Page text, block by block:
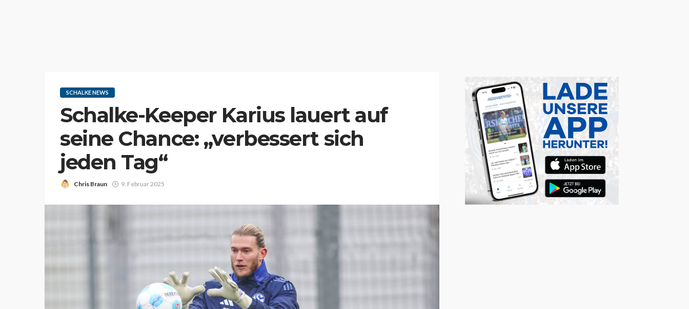
SCHALKE NEWS
Schalke-Keeper Karius lauert auf
seine Chance: „verbessert sich
jeden Tag“
Chris Braun 9. Februar 2025